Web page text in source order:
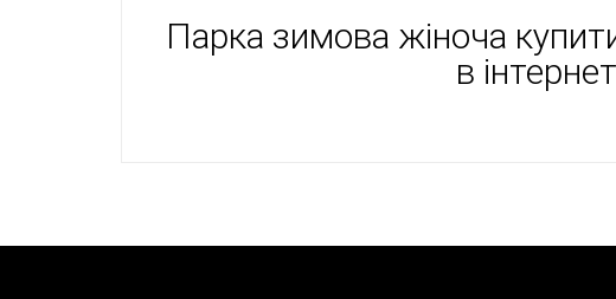
Парка зимова жіноча
в